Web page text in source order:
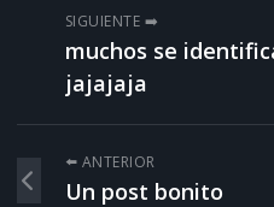
SIGUIENTE ➡️
muchos se
jajajaja
⬅️ ANTERIOR
Un post bonito